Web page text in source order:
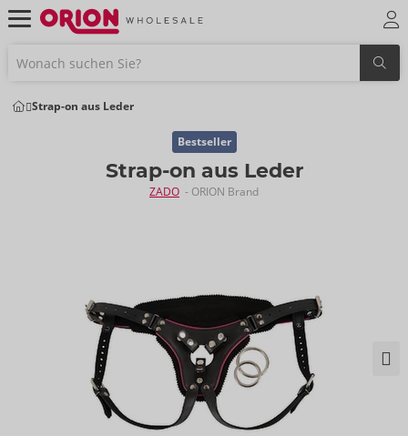
Strap-on aus Leder
Bestseller
Strap-on aus Leder
ZADO - ORION Brand